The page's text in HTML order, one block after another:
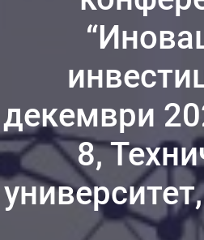
декември
8,